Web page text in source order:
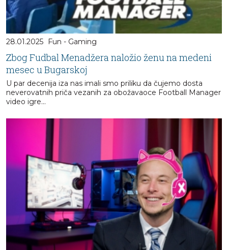
28.01.2025 Fun - Gaming
Zbog Fudbal Menadžera naložio ženu na medeni
mesec u Bugarskoj
U par decenija iza nas imali smo priliku da čujemo dosta
neverovatnih priča vezanih za obožavaoce Football Manager
video igre...